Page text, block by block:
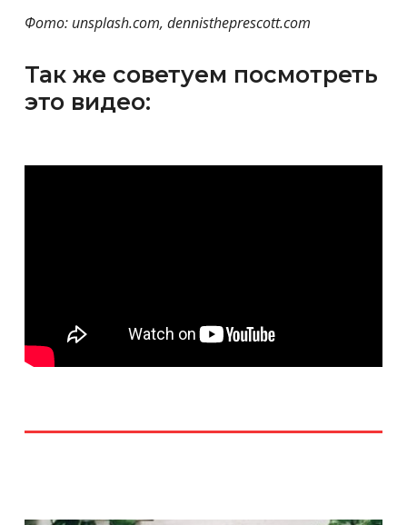
Фото: unsplash.com, dennistheprescott.com
Так же советуем посмотреть
это видео: